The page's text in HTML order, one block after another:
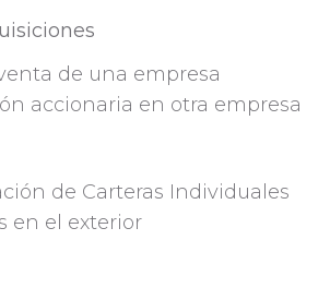
de una empresa
accionaria en otra empresa
de Carteras Individuales
en el exterior